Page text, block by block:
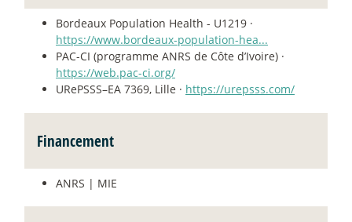
Bordeaux Population Health - U1219 ·
https://www.bordeaux-population-hea...
PAC-CI (programme ANRS de Côte d’Ivoire) ·
https://web.pac-ci.org/
URePSSS–EA 7369, Lille · https://urepsss.com/
Financement
ANRS | MIE